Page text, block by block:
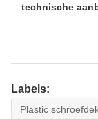
technische
Labels:
Plastic